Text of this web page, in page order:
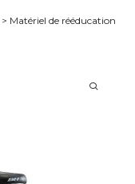
> Matériel de rééducation